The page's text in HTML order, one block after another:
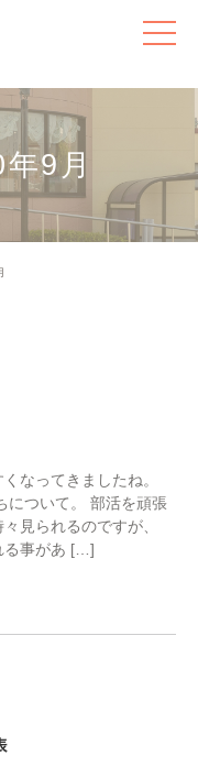
9月
なってきましたね。
について。 部活を頑張
見られるのですが、
る事があ […]